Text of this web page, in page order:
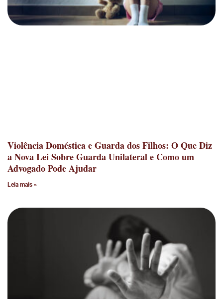
Violência Doméstica e Guarda dos Filhos: O Que Diz
a Nova Lei Sobre Guarda Unilateral e Como um
Advogado Pode Ajudar
Leia mais »